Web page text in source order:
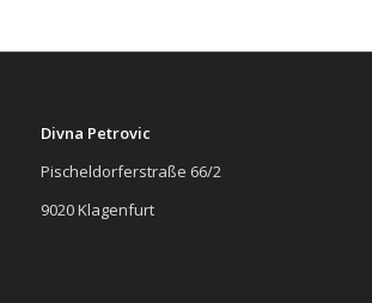
Divna Petrovic
Pischeldorferstraße 66/2
9020 Klagenfurt